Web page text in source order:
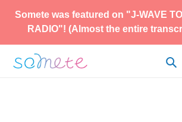
Somete was featured on "J-WAVE
RADIO"! (Almost the entire